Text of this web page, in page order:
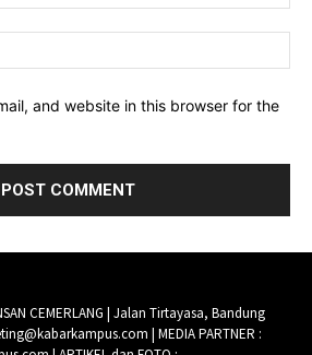
and website in this browser for the
CEMERLANG | Jalan Tirtayasa, Bandung
| MEDIA PARTNER :